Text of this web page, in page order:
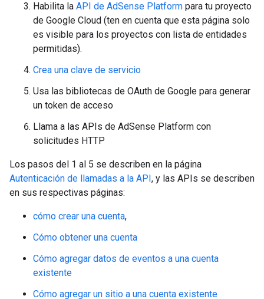
Habilita la API de AdSense Platform para tu proyecto
de Google Cloud (ten en cuenta que esta página solo
es visible para los proyectos con lista de entidades
permitidas).
Crea una clave de servicio
Usa las bibliotecas de OAuth de Google para generar
un token de acceso
Llama a las APIs de AdSense Platform con
solicitudes HTTP
Los pasos del 1 al 5 se describen en la página
Autenticación de llamadas a la API, y las APIs se describen
en sus respectivas páginas:
cómo crear una cuenta,
Cómo obtener una cuenta
Cómo agregar datos de eventos a una cuenta
existente
Cómo agregar un sitio a una cuenta existente